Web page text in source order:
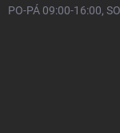
PO-PÁ 09:00-16:00,